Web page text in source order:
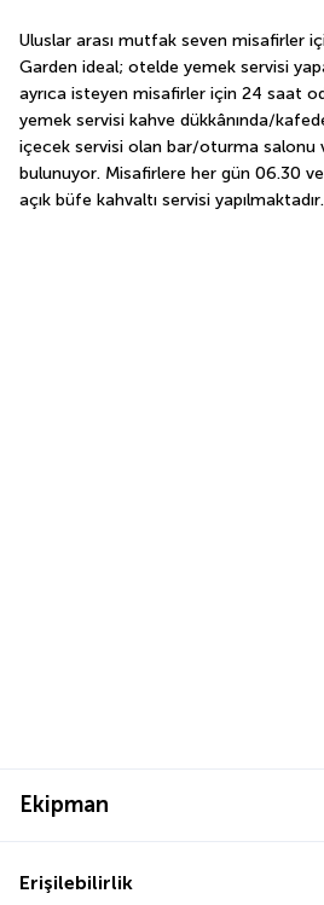
Uluslar arası mutfak seven misafirler
Garden ideal; otelde yemek servisi
ayrıca isteyen misafirler için 24 saat
yemek servisi kahve dükkânında/
içecek servisi olan bar/oturma salonu
bulunuyor. Misafirlere her gün 06.30
açık büfe kahvaltı servisi yapılmaktadır.
Ekipman
Erişilebilirlik